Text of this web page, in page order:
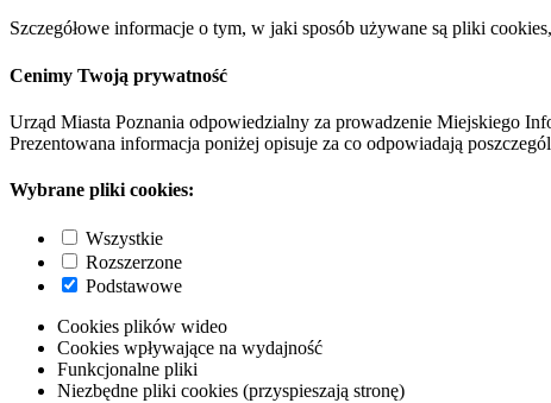
Szczegółowe informacje o tym, w jaki sposób używane są pliki
Cenimy Twoją prywatność
Urząd Miasta Poznania odpowiedzialny za prowadzenie Miejskiego
Prezentowana informacja poniżej opisuje za co odpowiadają
Wybrane pliki cookies:
Wszystkie
Rozszerzone
Podstawowe
Cookies plików wideo
Cookies wpływające na wydajność
Funkcjonalne pliki
Niezbędne pliki cookies (przyspieszają stronę)